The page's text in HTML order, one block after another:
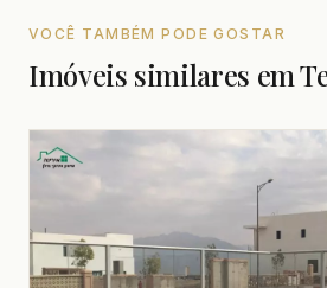
VOCÊ TAMBÉM PODE GOSTAR
Imóveis similares em